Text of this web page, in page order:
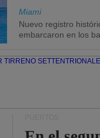
Miami
Nuevo registro
embarcaron en los